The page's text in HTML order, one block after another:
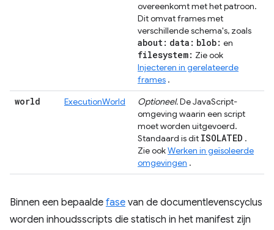
overeenkomt met het patroon.
Dit omvat frames met
verschillende schema's, zoals
about: data: blob: en
filesystem: Zie ook
Injecteren in gerelateerde
frames .
world ExecutionWorld Optioneel.De JavaScript-
omgeving waarin een script
moet worden uitgevoerd.
Standaard is dit ISOLATED .
Zie ookWerken in geïsoleerde
omgevingen .
Binnen een bepaalde fase van de documentlevenscyclus
worden inhoudsscripts die statisch in het manifest zijn